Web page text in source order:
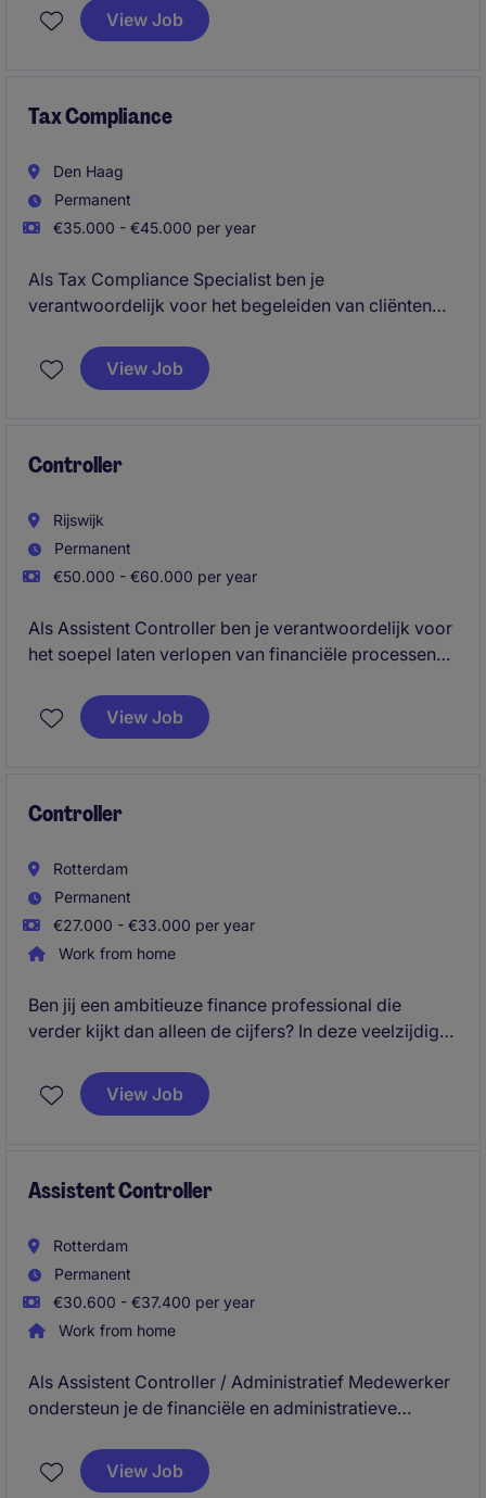
voor een nauwkeurige administratie en helpt bij het
opstellen van rapportages en analyses.
View Job
Tax Compliance
Den Haag
Permanent
€35.000 - €45.000 per year
Als Tax Compliance Specialist ben je
verantwoordelijk voor het begeleiden van cliënten
bewaken van belangrijke deadlines. Je analyseert
fiscale risico's, ondersteunt bij compliance-
View Job
Controller
Rijswijk
Permanent
€50.000 - €60.000 per year
Als Assistent Controller ben je verantwoordelijk voor
het soepel laten verlopen van financiële processen
kijk je actief naar verbeterkansen, draag je bij aan
verdere professionalisering van de financiële
View Job
Controller
Rotterdam
Permanent
€27.000 - €33.000 per year
Work from home
Ben jij een ambitieuze finance professional die
verder kijkt dan alleen de cijfers? In deze veelzijdige
rapportages, analyses, forecasting en
procesoptimalisaties, terwijl je uitgroeit tot een
Je krijgt de kans om het volledige financiële
voor stap richting een brede controllerfunctie.
View Job
Assistent Controller
Rotterdam
Permanent
€30.600 - €37.400 per year
Work from home
Als Assistent Controller / Administratief Medewerker
ondersteun je de financiële en administratieve
correct en overzichtelijk beschikbaar is. Je bent een
belangrijke schakel tussen administratie,
View Job